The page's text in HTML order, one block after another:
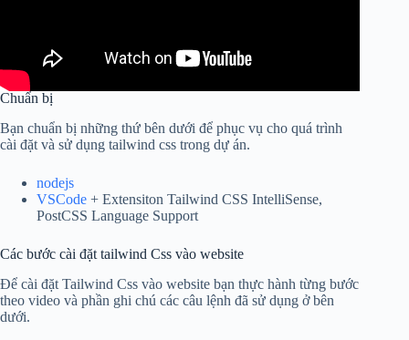
Chuẩn bị
Bạn chuẩn bị những thứ bên dưới để phục vụ cho quá trình
cài đặt và sử dụng tailwind css trong dự án.
nodejs
VSCode + Extensiton Tailwind CSS IntelliSense,
PostCSS Language Support
Các bước cài đặt tailwind Css vào website
Để cài đặt Tailwind Css vào website bạn thực hành từng bước
theo video và phần ghi chú các câu lệnh đã sử dụng ở bên
dưới.